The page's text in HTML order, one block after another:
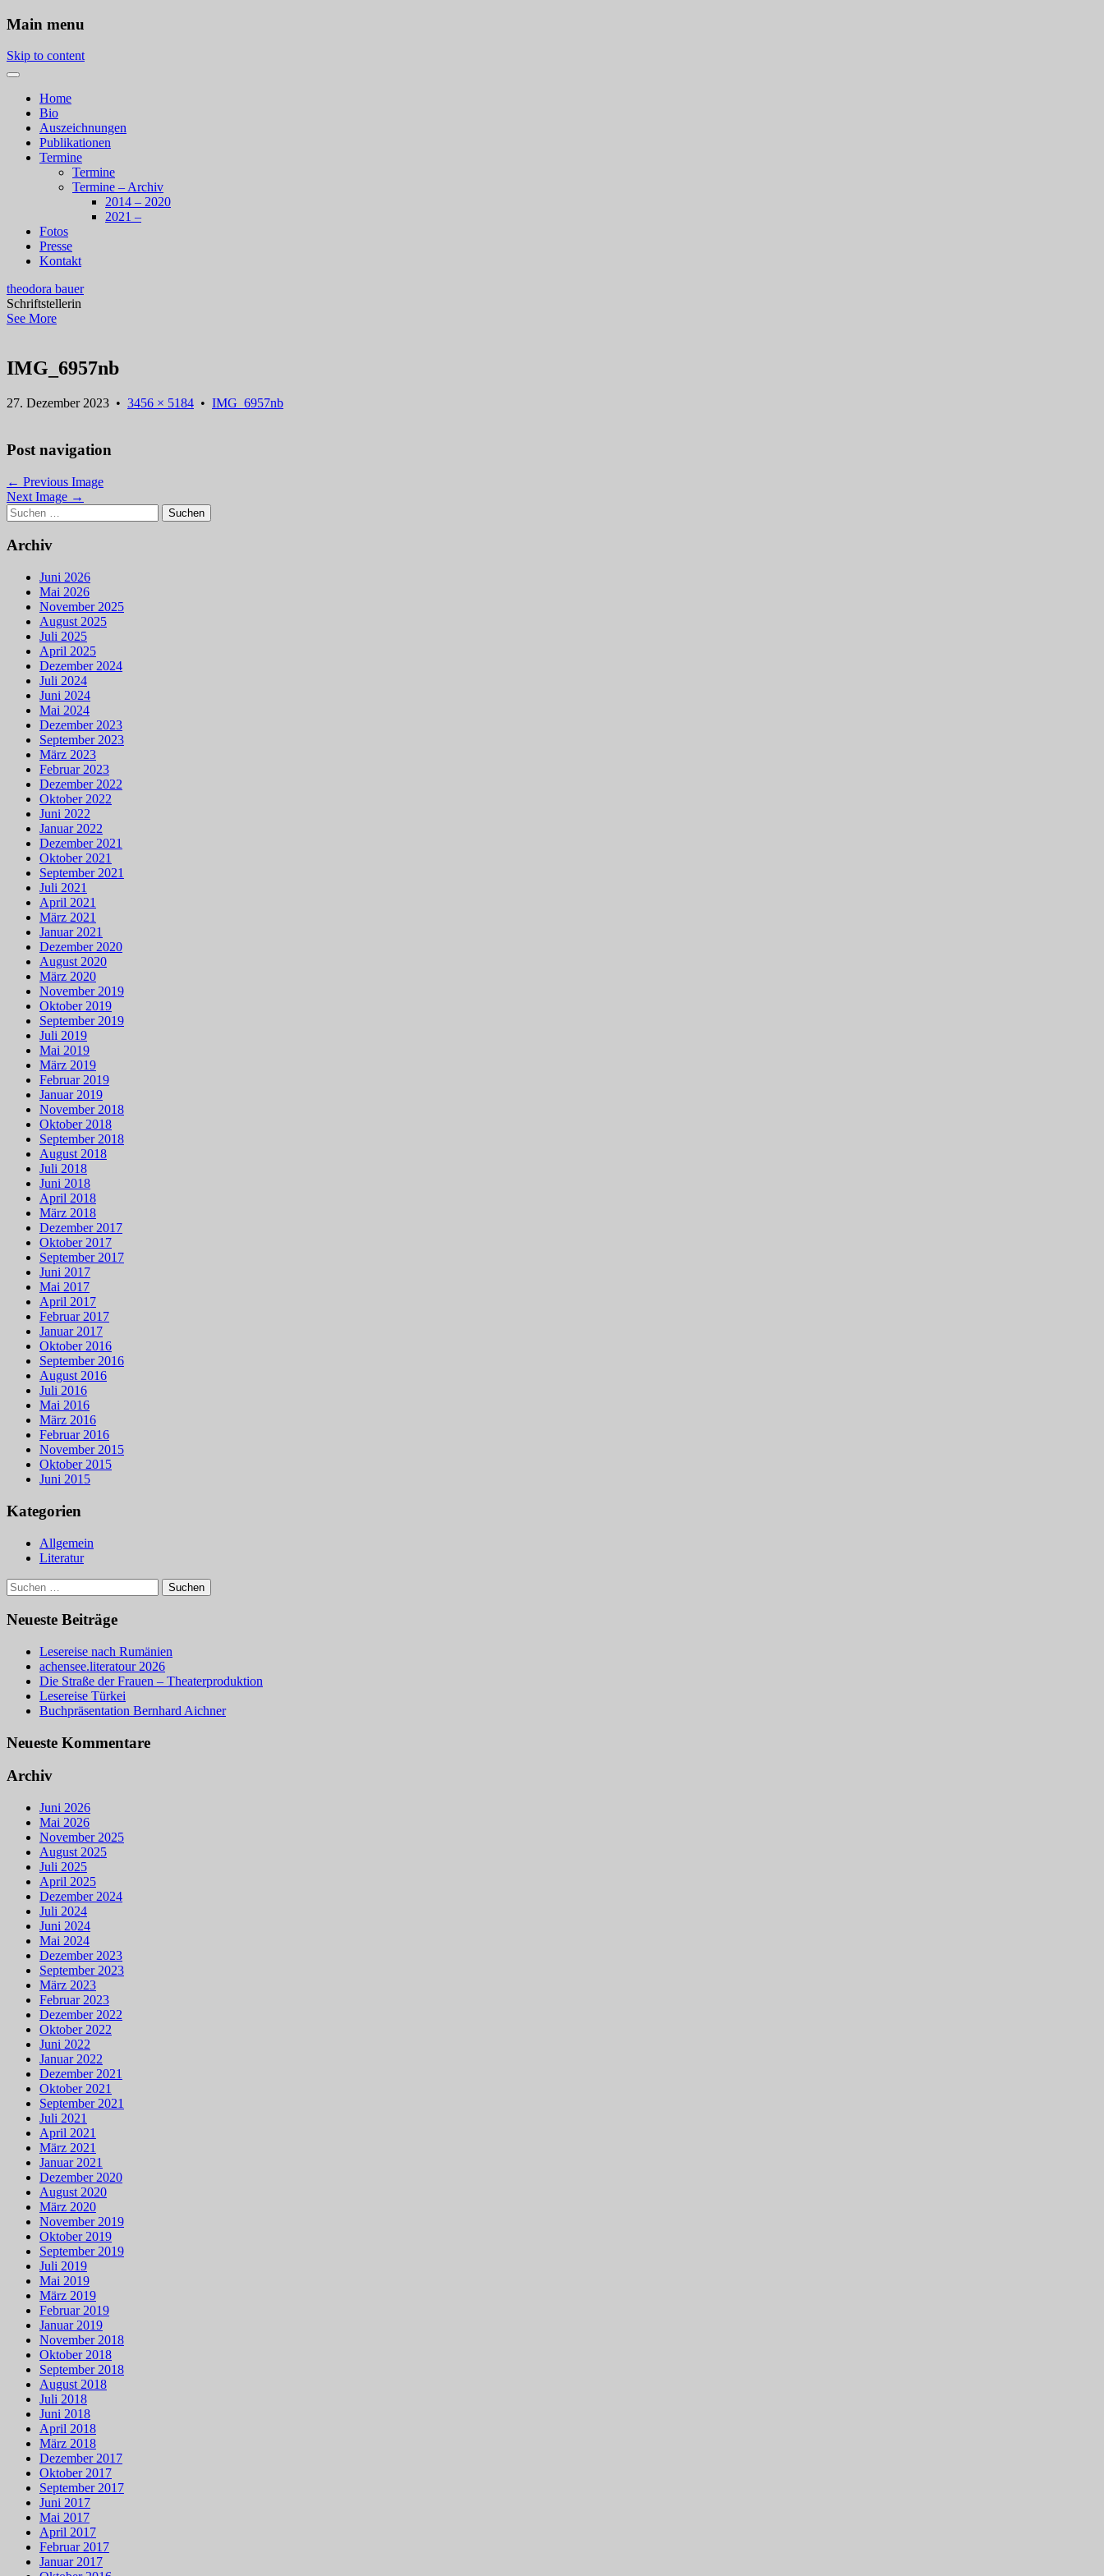
Main menu
Skip to content
Home
Bio
Auszeichnungen
Publikationen
Termine
Termine
Termine – Archiv
2014 – 2020
2021 –
Fotos
Presse
Kontakt
theodora bauer
Schriftstellerin
See More
IMG_6957nb
27. Dezember 2023 • 3456 × 5184 • IMG_6957nb
Post navigation
← Previous Image
Next Image →
Suchen
nach:
Archiv
Juni 2026
Mai 2026
November 2025
August 2025
Juli 2025
April 2025
Dezember 2024
Juli 2024
Juni 2024
Mai 2024
Dezember 2023
September 2023
März 2023
Februar 2023
Dezember 2022
Oktober 2022
Juni 2022
Januar 2022
Dezember 2021
Oktober 2021
September 2021
Juli 2021
April 2021
März 2021
Januar 2021
Dezember 2020
August 2020
März 2020
November 2019
Oktober 2019
September 2019
Juli 2019
Mai 2019
März 2019
Februar 2019
Januar 2019
November 2018
Oktober 2018
September 2018
August 2018
Juli 2018
Juni 2018
April 2018
März 2018
Dezember 2017
Oktober 2017
September 2017
Juni 2017
Mai 2017
April 2017
Februar 2017
Januar 2017
Oktober 2016
September 2016
August 2016
Juli 2016
Mai 2016
März 2016
Februar 2016
November 2015
Oktober 2015
Juni 2015
Kategorien
Allgemein
Literatur
Suchen
nach:
Neueste Beiträge
Lesereise nach Rumänien
achensee.literatour 2026
Die Straße der Frauen – Theaterproduktion
Lesereise Türkei
Buchpräsentation Bernhard Aichner
Neueste Kommentare
Archiv
Juni 2026
Mai 2026
November 2025
August 2025
Juli 2025
April 2025
Dezember 2024
Juli 2024
Juni 2024
Mai 2024
Dezember 2023
September 2023
März 2023
Februar 2023
Dezember 2022
Oktober 2022
Juni 2022
Januar 2022
Dezember 2021
Oktober 2021
September 2021
Juli 2021
April 2021
März 2021
Januar 2021
Dezember 2020
August 2020
März 2020
November 2019
Oktober 2019
September 2019
Juli 2019
Mai 2019
März 2019
Februar 2019
Januar 2019
November 2018
Oktober 2018
September 2018
August 2018
Juli 2018
Juni 2018
April 2018
März 2018
Dezember 2017
Oktober 2017
September 2017
Juni 2017
Mai 2017
April 2017
Februar 2017
Januar 2017